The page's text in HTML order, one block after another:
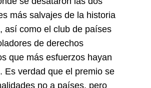
más salvajes de la historia
así como el club de países
de derechos
que más esfuerzos hayan
Es verdad que el premio se
no a países, pero